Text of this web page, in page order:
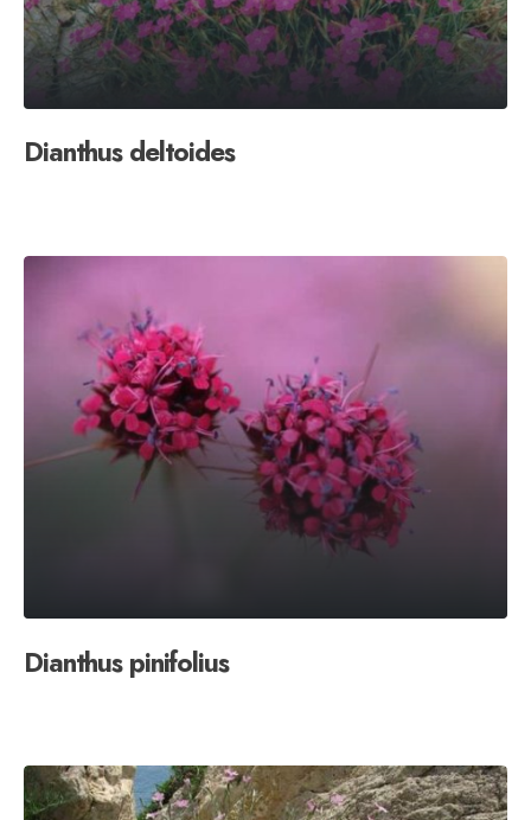
Dianthus deltoides
Dianthus pinifolius